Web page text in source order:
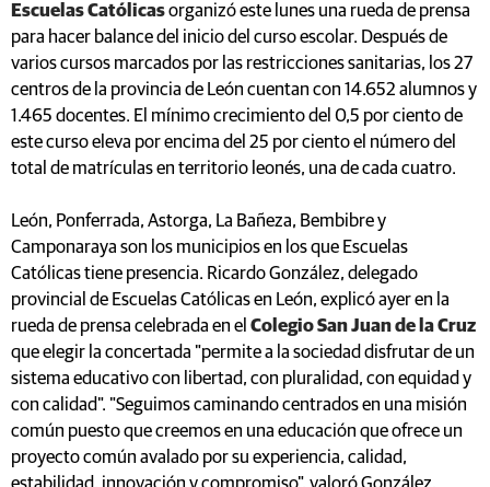
Escuelas Católicasorganizó este lunes una rueda de prensa
para hacer balance del inicio del curso escolar. Después de
varios cursos marcados por las restricciones sanitarias, los 27
centros de la provincia de León cuentan con 14.652 alumnos y
1.465 docentes. El mínimo crecimiento del 0,5 por ciento de
este curso eleva por encima del 25 por ciento el número del
total de matrículas en territorio leonés, una de cada cuatro.
León, Ponferrada, Astorga, La Bañeza, Bembibre y
Camponaraya son los municipios en los que Escuelas
Católicas tiene presencia. Ricardo González, delegado
provincial de Escuelas Católicas en León, explicó ayer en la
rueda de prensa celebrada en el Colegio San Juan de la Cruz
que elegir la concertada "permite a la sociedad disfrutar de un
sistema educativo con libertad, con pluralidad, con equidad y
con calidad". "Seguimos caminando centrados en una misión
común puesto que creemos en una educación que ofrece un
proyecto común avalado por su experiencia, calidad,